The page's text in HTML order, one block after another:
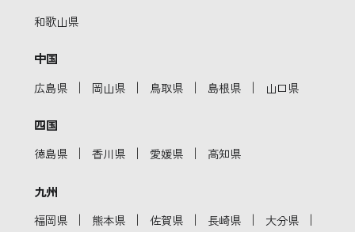
和歌山県
中国
広島県 ｜ 岡山県 ｜ 鳥取県 ｜ 島根県 ｜ 山口県
四国
徳島県 ｜ 香川県 ｜ 愛媛県 ｜ 高知県
九州
福岡県 ｜ 熊本県 ｜ 佐賀県 ｜ 長崎県 ｜ 大分県 ｜